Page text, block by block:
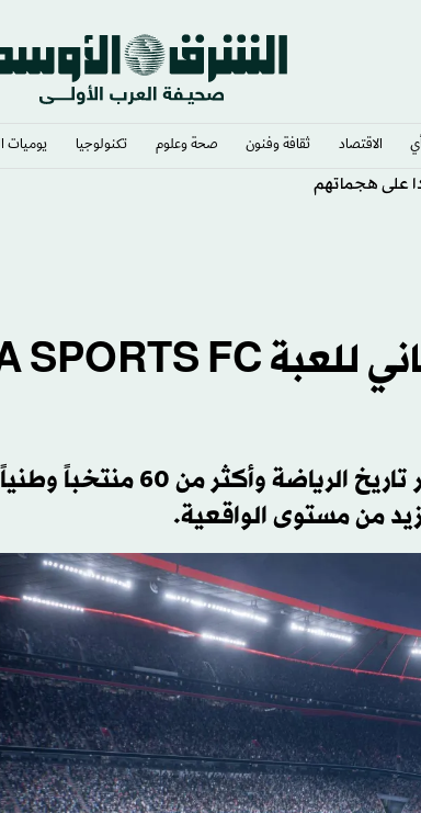
الاقتصاد ثقافة وفنون صحة وعلوم تكنولوجيا يوميات
على هجماتهم
يقدم مجموعة من اللاعبين الأسطوريين عبر تاريخ
من مستوى الواقعية.